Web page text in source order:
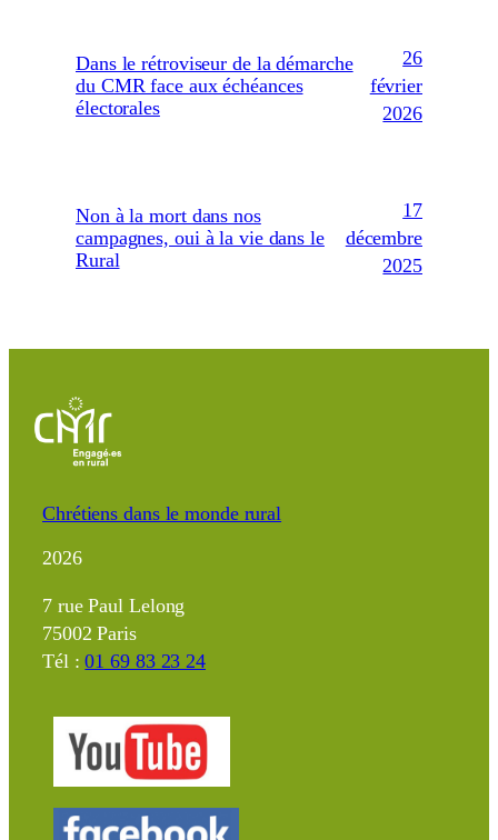
Dans le rétroviseur de la démarche
du CMR face aux échéances
électorales
26
février
2026
Non à la mort dans nos
campagnes, oui à la vie dans le
Rural
17
décembre
2025
Chrétiens dans le monde rural
2026
7 rue Paul Lelong
75002 Paris
Tél :01 69 83 23 24